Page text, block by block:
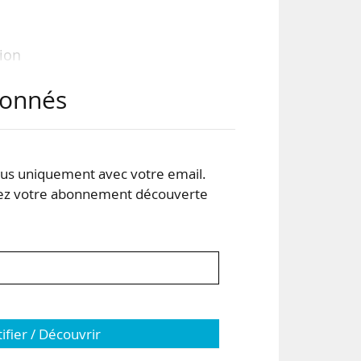
uniquement avec votre email.
votre abonnement découverte
/ Découvrir